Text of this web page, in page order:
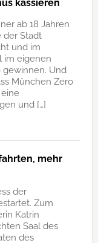
kassieren
ab 18 Jahren
der Stadt
und im
im eigenen
gewinnen. Und
München Zero
und […]
mehr
der
Zum
Katrin
Saal des
des